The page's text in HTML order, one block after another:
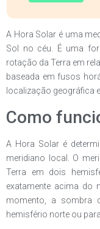
A Hora Solar é uma
Sol no céu. É uma
rotação da Terra em
baseada em fusos
localização geográfica
Como
A Hora Solar é
meridiano local. O
Terra em dois
exatamente acima do
momento, a sombra
hemisfério norte ou